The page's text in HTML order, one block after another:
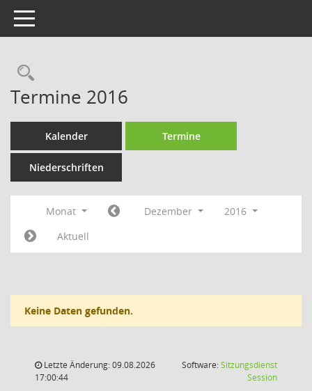
Toggle navigation
Rechercheauswahl
Termine 2016
Kalender Termine
Niederschriften
Monat Dezember
2016
Aktuell
Keine Daten gefunden.
Letzte Änderung: 09.08.2026
17:00:44
Software:Sitzungsdienst
Session(Wird in